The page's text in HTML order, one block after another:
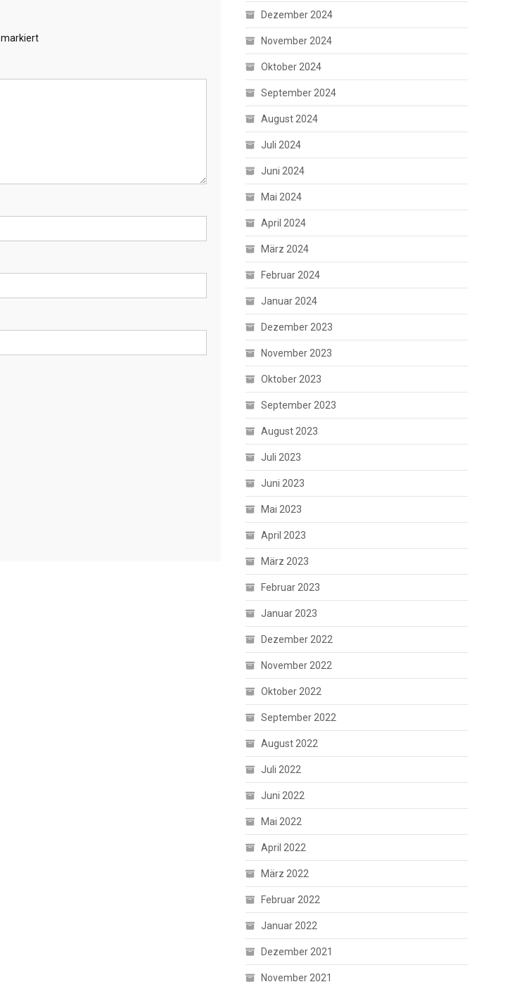
markiert
Dezember 2024
November 2024
Oktober 2024
September 2024
August 2024
Juli 2024
Juni 2024
Mai 2024
April 2024
März 2024
Februar 2024
Januar 2024
Dezember 2023
November 2023
Oktober 2023
September 2023
August 2023
Juli 2023
Juni 2023
Mai 2023
April 2023
März 2023
Februar 2023
Januar 2023
Dezember 2022
November 2022
Oktober 2022
September 2022
August 2022
Juli 2022
Juni 2022
Mai 2022
April 2022
März 2022
Februar 2022
Januar 2022
Dezember 2021
November 2021